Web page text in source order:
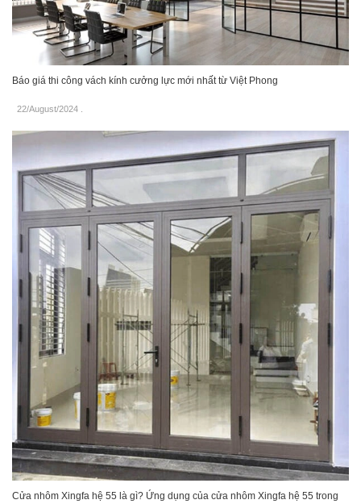
Báo giá thi công vách kính cưởng lực mới nhất từ Việt Phong
22/August/2024
Cửa nhôm Xingfa hệ 55 là gì? Ứng dụng của cửa nhôm Xingfa hệ 55 trong